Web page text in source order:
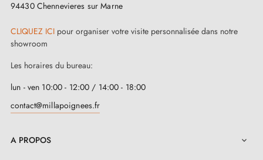
94430 Chennevieres sur Marne
CLIQUEZ ICI pour organiser votre visite personnalisée dans notre
showroom
Les horaires du bureau:
lun - ven 10:00 - 12:00 / 14:00 - 18:00
contact@millapoignees.fr
A PROPOS 